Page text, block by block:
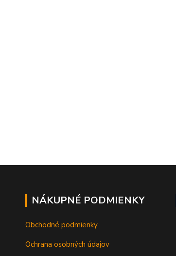
NÁKUPNÉ PODMIENKY
Obchodné podmienky
Ochrana osobných údajov